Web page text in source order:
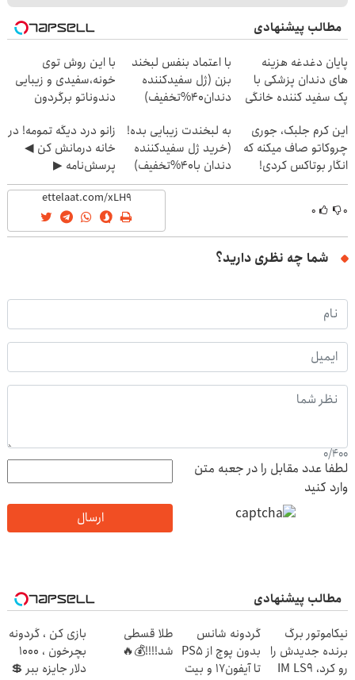
مطالب پیشنهادی
پایان دغدغه هزینه
های دندان پزشکی با
پک سفید کننده خانگی
با اعتماد بنفس لبخند
بزن (ژل سفیدکننده
دندان40%تخفیف)
با این روش توی
خونه،سفیدی و زیبایی
دندوناتو برگردون
این کرم جلبک، جوری
چروکاتو صاف میکنه که
انگار بوتاکس کردی!
(تخفیف ویژه)
به لبخندت زیبایی بده!
(خرید ژل سفیدکننده
دندان با40%تخفیف)
زانو درد دیگه تمومه! در
خانه درمانش کن ◀
پرسش‌نامه ▶
۰ ۰
شما چه نظری دارید؟
0/400
لطفا عدد مقابل را در جعبه متن
وارد کنید
ارسال
مطالب پیشنهادی
نیکاموتور برگ
برنده جدیدش را
رو کرد، IM LS9
گردونه شانس
بدون پوچ از PS5
تا آیفون17 و بیت
طلا قسطی
شد!!!!💰🔥
بازی کن ، گردونه
بچرخون ، 1000
دلار جایزه ببر 💲